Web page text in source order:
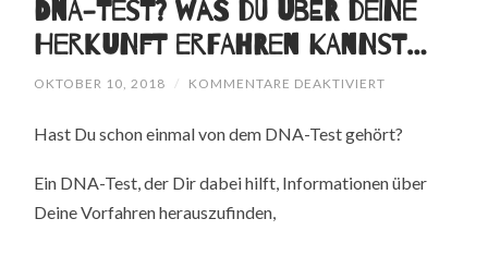
DNA-Test? Was Du über Deine
Herkunft erfahren kannst…
OKTOBER 10, 2018 / KOMMENTARE DEAKTIVIERT
WAS
DEINE
Hast Du schon einmal von dem DNA-Test gehört?
Ein DNA-Test, der Dir dabei hilft, Informationen über
Deine Vorfahren herauszufinden,